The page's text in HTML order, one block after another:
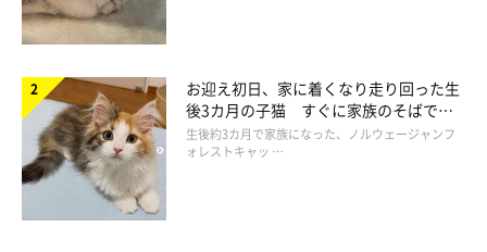
https://www.youtube.com/watch?v=6Af3K8Od4CA
文／二宮ねこむ
お迎え初日、家に着くなり走り回った生
後3カ月の子猫 すぐに家族のそばで落
ち着く姿に「迎えてよかった」
生後約3カ月で家族になった、ノルウェージャンフ
ォレストキャッ …